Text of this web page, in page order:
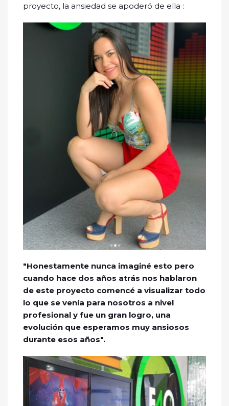
proyecto, la ansiedad se apoderó de ella :
"Honestamente nunca imaginé esto pero
cuando hace dos años atrás nos hablaron
de este proyecto comencé a visualizar todo
lo que se venía para nosotros a nivel
profesional y fue un gran logro, una
evolución que esperamos muy ansiosos
durante esos años".